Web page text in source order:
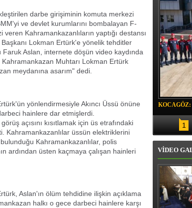
darbe girişiminin komuta merkezi
ve devlet kurumlarını bombalayan F-
Kahramankazanlıların yaptığı destansı
Lokman Ertürk'e yönelik tehditler
Aslan, internete döşün video kaydında
Muhtarı Lokman Ertürk
meydanına asarım" dedi.
yönlendirmesiyle Akıncı Üssü önüne
hainlere dar etmişlerdi.
açısını kısıtlamak için üs etrafındaki
Kahramankazanlılar üssün elektriklerini
Kahramankazanlılar, polis
ardından üsten kaçmaya çalışan hainleri
Aslan'ın ölüm tehdidine ilişkin açıklama
halkı o gece darbeci hainlere karşı
1
VİDEO